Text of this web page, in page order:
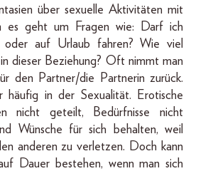
über sexuelle Aktivitäten mit
es geht um Fragen wie: Darf ich
oder auf Urlaub fahren? Wie viel
dieser Beziehung? Oft nimmt man
den Partner/die Partnerin zurück.
häufig in der Sexualität. Erotische
nicht geteilt, Bedürfnisse nicht
Wünsche für sich behalten, weil
anderen zu verletzen. Doch kann
Dauer bestehen, wenn man sich